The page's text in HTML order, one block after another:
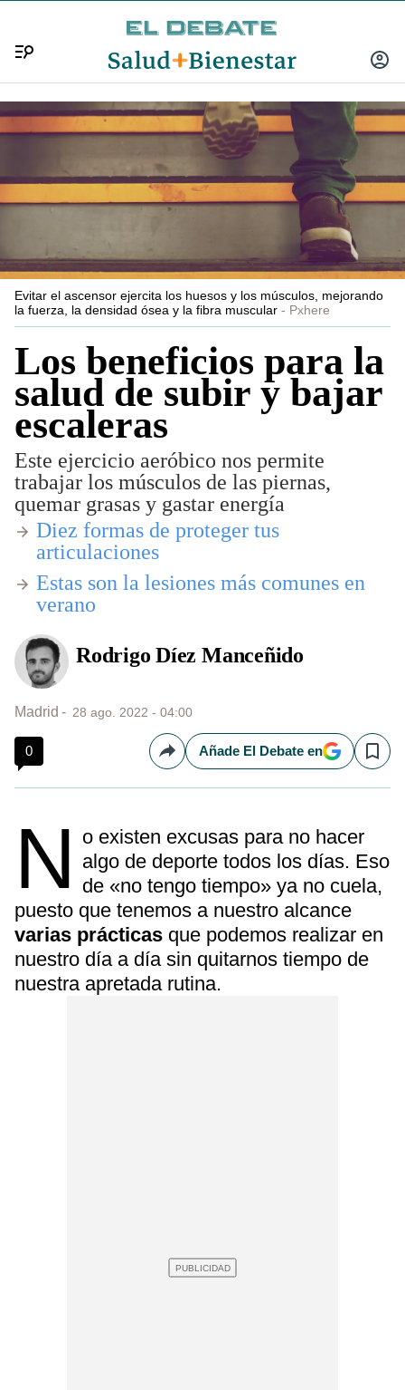
INICIAR
Evitar el ascensor ejercita los huesos y los músculos, mejorando
la fuerza, la densidad ósea y la fibra muscular
Pxhere
Los beneficios para la
salud de subir y bajar
escaleras
Este ejercicio aeróbico nos permite
trabajar los músculos de las piernas,
quemar grasas y gastar energía
Diez formas de proteger tus
articulaciones
Estas son la lesiones más comunes en
verano
Rodrigo Díez Manceñido
Madrid 28 ago. 2022 - 04:00
0 CompartirAñade El Debate en Save
N o existen excusas para no hacer
algo de deporte todos los días. Eso
de «no tengo tiempo» ya no cuela,
puesto que tenemos a nuestro alcance
varias prácticas que podemos realizar en
nuestro día a día sin quitarnos tiempo de
nuestra apretada rutina.